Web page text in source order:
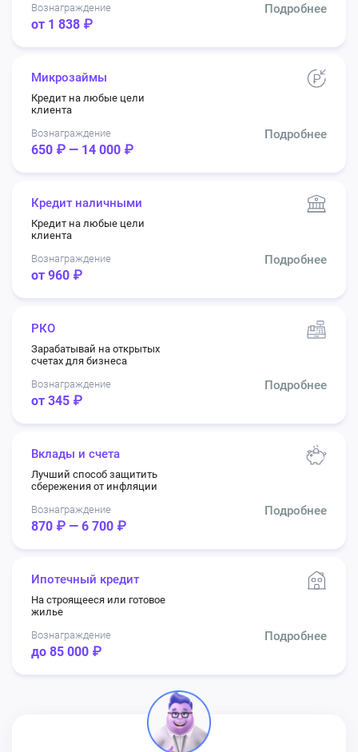
Вознаграждение
от 1 838 ₽
Подробнее
Микрозаймы
Кредит на любые цели
клиента
Вознаграждение
650 ₽ — 14 000 ₽
Подробнее
Кредит наличными
Кредит на любые цели
клиента
Вознаграждение
от 960 ₽
Подробнее
РКО
Зарабатывай на открытых
счетах для бизнеса
Вознаграждение
от 345 ₽
Подробнее
Вклады и счета
Лучший способ защитить
сбережения от инфляции
Вознаграждение
870 ₽ — 6 700 ₽
Подробнее
Ипотечный кредит
На строящееся или готовое
жилье
Вознаграждение
до 85 000 ₽
Подробнее